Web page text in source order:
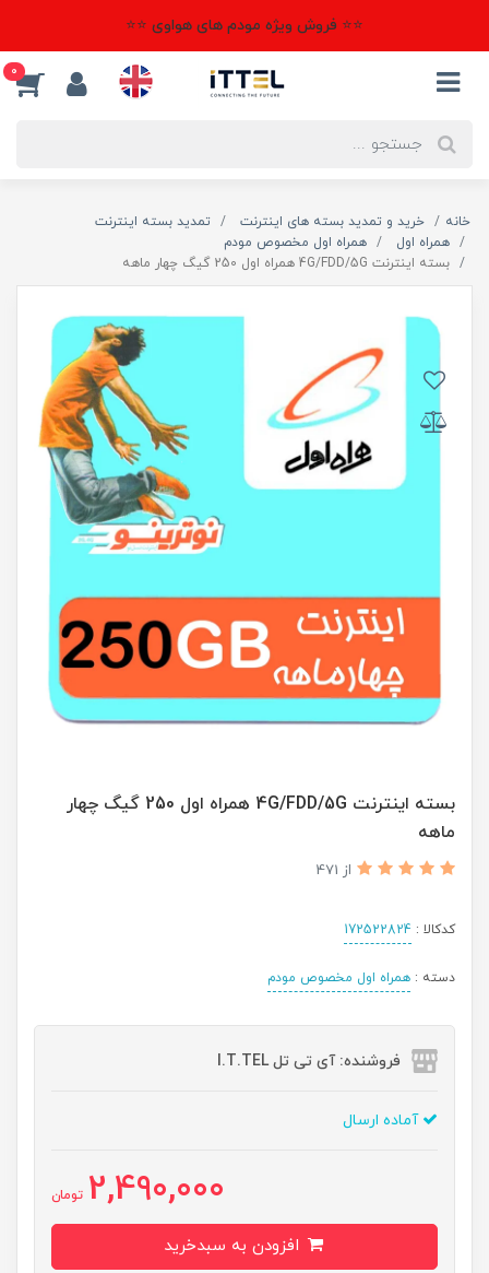
⭐⭐ فروش ویژه مودم های هواوی ⭐⭐
0
خانه خرید و تمدید بسته های اینترنت
تمدید بسته اینترنت
همراه اول
همراه اول مخصوص مودم
بسته اینترنت 4G/FDD/5G همراه اول 250 گیگ چهار ماهه
بسته اینترنت 4G/FDD/5G همراه اول 250 گیگ چهار
ماهه
از 471
کدکالا : 172522824
دسته : همراه اول مخصوص مودم
فروشنده: آی تی تل I.T.TEL
آماده ارسال
2,490,000 تومان